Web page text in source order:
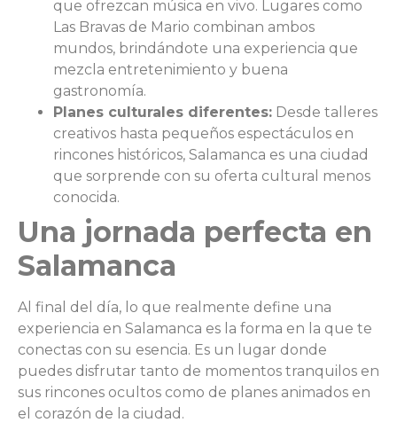
que ofrezcan música en vivo. Lugares como
Las Bravas de Mario combinan ambos
mundos, brindándote una experiencia que
mezcla entretenimiento y buena
gastronomía.
Planes culturales diferentes: Desde talleres
creativos hasta pequeños espectáculos en
rincones históricos, Salamanca es una ciudad
que sorprende con su oferta cultural menos
conocida.
Una jornada perfecta en
Salamanca
Al final del día, lo que realmente define una
experiencia en Salamanca es la forma en la que te
conectas con su esencia. Es un lugar donde
puedes disfrutar tanto de momentos tranquilos en
sus rincones ocultos como de planes animados en
el corazón de la ciudad.